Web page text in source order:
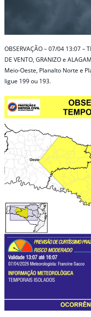
OBSERVAÇÃO – 07/04 13:07 –
DE VENTO, GRANIZO e
Meio-Oeste, Planalto Norte e
ligue 199 ou 193.